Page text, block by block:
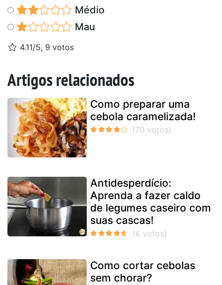
Médio
Mau
4.11/5, 9 votos
Artigos relacionados
Como preparar uma
cebola caramelizada!
Antidesperdício:
Aprenda a fazer caldo
de legumes caseiro com
suas cascas!
Como cortar cebolas
sem chorar?